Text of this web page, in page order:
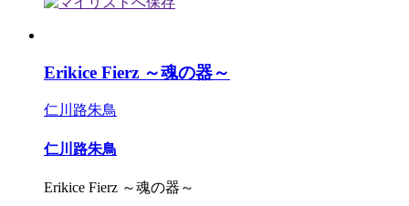
Erikice Fierz ～魂の器～
仁川路朱鳥
仁川路朱鳥
Erikice Fierz ～魂の器～